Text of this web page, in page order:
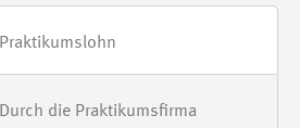
Praktikumslohn
Durch die Praktikumsfirma